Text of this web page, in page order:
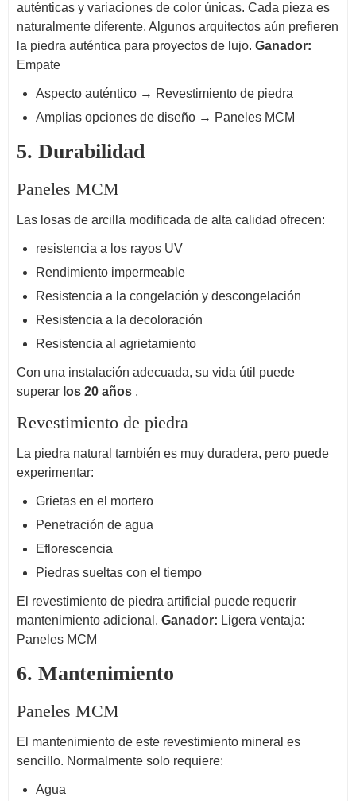
auténticas y variaciones de color únicas. Cada pieza es
naturalmente diferente. Algunos arquitectos aún prefieren
la piedra auténtica para proyectos de lujo. Ganador:
Empate
Aspecto auténtico → Revestimiento de piedra
Amplias opciones de diseño → Paneles MCM
5. Durabilidad
Paneles MCM
Las losas de arcilla modificada de alta calidad ofrecen:
resistencia a los rayos UV
Rendimiento impermeable
Resistencia a la congelación y descongelación
Resistencia a la decoloración
Resistencia al agrietamiento
Con una instalación adecuada, su vida útil puede
superar los 20 años .
Revestimiento de piedra
La piedra natural también es muy duradera, pero puede
experimentar:
Grietas en el mortero
Penetración de agua
Eflorescencia
Piedras sueltas con el tiempo
El revestimiento de piedra artificial puede requerir
mantenimiento adicional. Ganador: Ligera ventaja:
Paneles MCM
6. Mantenimiento
Paneles MCM
El mantenimiento de este revestimiento mineral es
sencillo. Normalmente solo requiere:
Agua